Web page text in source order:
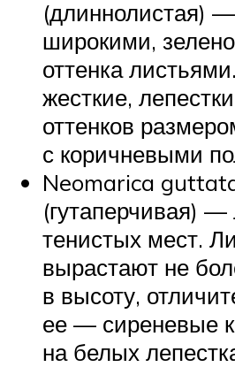
(длиннолистая)
широкими,
оттенка
жесткие,
оттенков
с коричневыми
Neomarica
(гутаперчивая)
тенистых мест.
вырастают не
в высоту,
ее — сиреневые
на белых